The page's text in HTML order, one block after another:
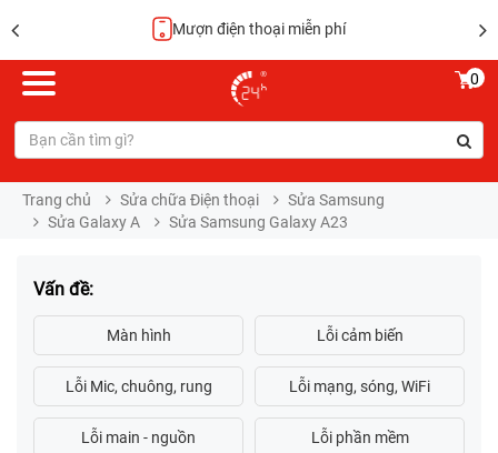
Mượn điện thoại miễn phí
0
Trang chủ Sửa chữa Điện thoại
Sửa Samsung
Sửa Galaxy A
Sửa Samsung Galaxy A23
Vấn đề: